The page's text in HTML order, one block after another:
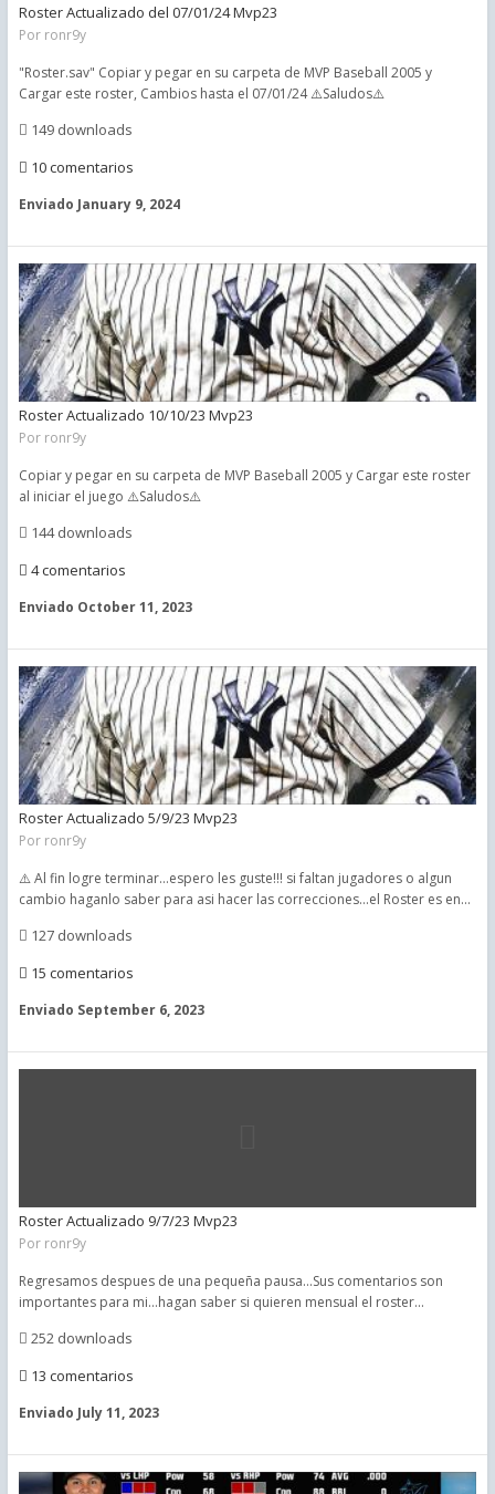
Roster Actualizado del 07/01/24 Mvp23
Por ronr9y
"Roster.sav" Copiar y pegar en su carpeta de MVP Baseball 2005 y
Cargar este roster, Cambios hasta el 07/01/24 ⚠️Saludos⚠️
149 downloads
10 comentarios
Enviado January 9, 2024
Roster Actualizado 10/10/23 Mvp23
Por ronr9y
Copiar y pegar en su carpeta de MVP Baseball 2005 y Cargar este roster
al iniciar el juego ⚠️Saludos⚠️
144 downloads
4 comentarios
Enviado October 11, 2023
Roster Actualizado 5/9/23 Mvp23
Por ronr9y
⚠️ Al fin logre terminar...espero les guste!!! si faltan jugadores o algun
cambio haganlo saber para asi hacer las correcciones...el Roster es en...
127 downloads
15 comentarios
Enviado September 6, 2023
Roster Actualizado 9/7/23 Mvp23
Por ronr9y
Regresamos despues de una pequeña pausa...Sus comentarios son
importantes para mi...hagan saber si quieren mensual el roster...
252 downloads
13 comentarios
Enviado July 11, 2023